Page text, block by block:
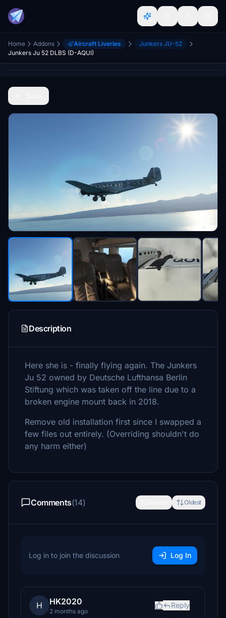
Home Addons Aircraft Liveries
Junkers JU-52
Junkers Ju 52 DLBS (D-AQUI)
Description
Here she is - finally flying again. The Junkers
Ju 52 owned by Deutsche Lufthansa Berlin
Stiftung which was taken off the line due to a
broken engine mount back in 2018.
Remove old installation first since I swapped a
few files out entirely. (Overriding shouldn't do
any harm either)
Comments(14) Oldest
Log in to join the discussion Log In
H HK2020
2 months ago
Reply